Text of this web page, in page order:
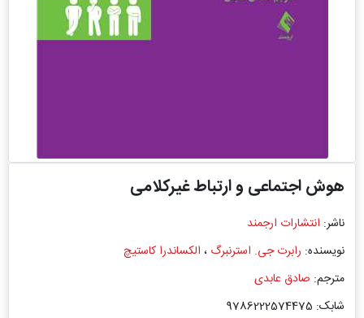
هوش اجتماعی و ارتباط غیر‌کلامی
ناشر: انتشارات ارجمند
نویسنده: رابرت جی. استرنبرگ ، الکساندرا کاستیچ
مترجم: صادق عابدی
شابک: 9786222574475